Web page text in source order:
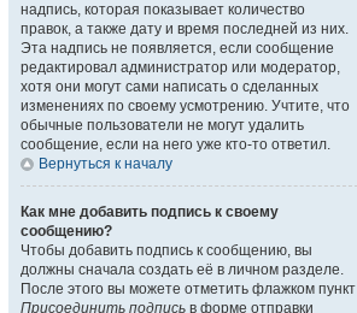
надпись, которая показывает количество
правок, а также дату и время последней из них.
Эта надпись не появляется, если сообщение
редактировал администратор или модератор,
хотя они могут сами написать о сделанных
изменениях по своему усмотрению. Учтите, что
обычные пользователи не могут удалить
сообщение, если на него уже кто-то ответил.
Вернуться к началу
Как мне добавить подпись к своему
сообщению?
Чтобы добавить подпись к сообщению, вы
должны сначала создать её в личном разделе.
После этого вы можете отметить флажком пункт
Присоединить подпись в форме отправки